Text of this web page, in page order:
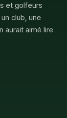
et golfeurs
club, une
aurait aimé lire